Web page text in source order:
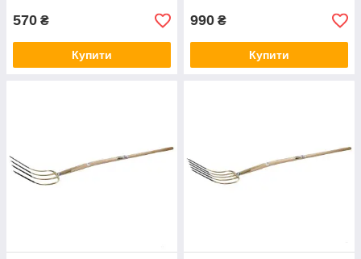
570 ₴
Купити
990 ₴
Купити